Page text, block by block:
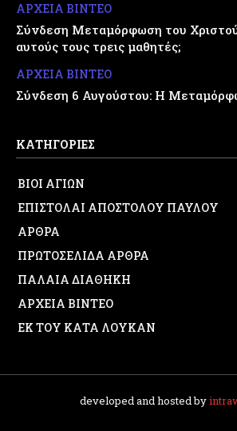
ΑΡΧΕΙΑ ΒΙΝΤΕΟ
Σύνδεση Μεταμόρφωση του Χριστού:
αυτούς τους τρεις μαθητές;
ΑΡΧΕΙΑ ΒΙΝΤΕΟ
Σύνδεση 6 Αυγούστου: Η
ΚΑΤΗΓΟΡΙΕΣ
ΒΙΟΙ ΑΓΙΩΝ
ΕΠΙΣΤΟΛΑΙ ΑΠΟΣΤΟΛΟΥ ΠΑΥΛΟΥ
ΑΡΘΡΑ
ΠΡΩΤΟΣΕΛΙΔΑ ΑΡΘΡΑ
ΠΑΛΑΙΑ ΔΙΑΘΗΚΗ
ΑΡΧΕΙΑ ΒΙΝΤΕΟ
ΕΚ ΤΟΥ ΚΑΤΑ ΛΟΥΚΑΝ
developed and hosted by